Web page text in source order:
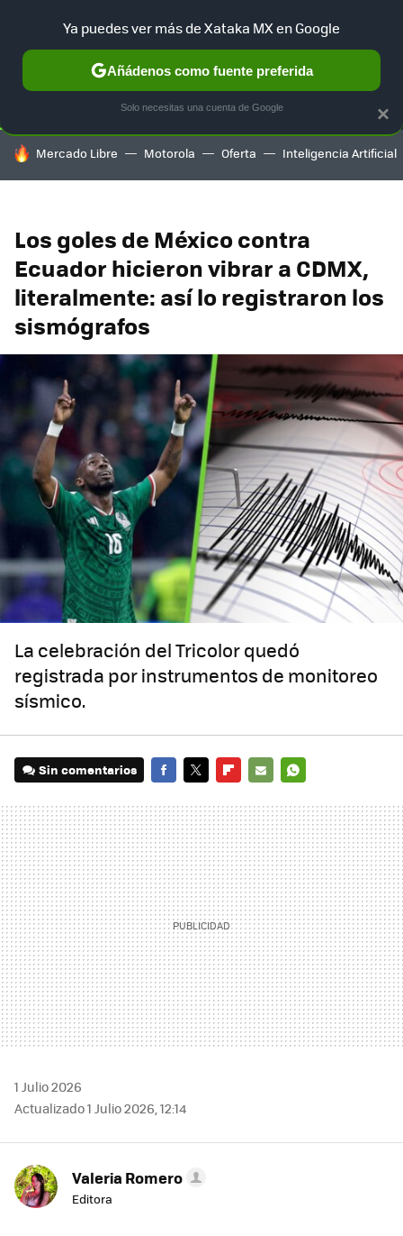
SELECCIÓN GAMING HOME AUTO TERRITORIO
HOY SE HABLA DE
Mercado Libre Motorola Oferta Inteligencia Artificial
Los goles de México contra
Ecuador hicieron vibrar a CDMX,
literalmente: así lo registraron los
sismógrafos
La celebración del Tricolor quedó
registrada por instrumentos de monitoreo
sísmico.
Sin comentarios
MAIL
1 Julio 2026
Actualizado 1 Julio 2026, 12:14
Valeria Romero
Editora
×
Ya puedes ver más de Xataka MX en Google
Añádenos como fuente preferida
Solo necesitas una cuenta de Google